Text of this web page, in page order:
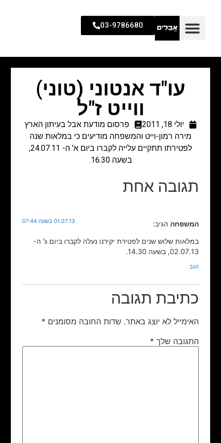
03-9786680
עו"ד אנטוני (טוני)
ווייט ז"ל
יולי 18, 2011
פרסום מודעת אבל בעיתון הארץ
מירה רמון-וייט והמשפחה מודיעים כי במלאות שנה
לפטירתו תתקיים עלייה לקברו ביום א' ה- 24.07.11,
בשעה 16.30.
תגובה אחת
המשפחה הגיב: 01.07.13 בשעה 07:44
במלאות שלוש שנים לפטירת יקירנו נעלה לקברו ביום ג' ה-
02.07.13, בשעה 14.30.
הגב
כתיבת תגובה
האימייל לא יוצג באתר. שדות החובה מסומנים *
התגובה שלך *